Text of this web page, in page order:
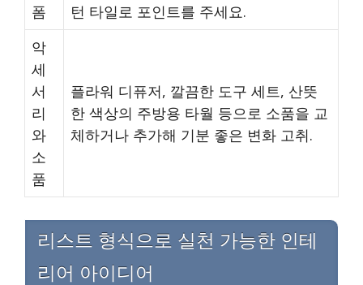
폼
턴 타일로 포인트를 주세요.
악
세
서
리
와
소
품
플라워 디퓨저, 깔끔한 도구 세트, 산뜻
한 색상의 주방용 타월 등으로 소품을 교
체하거나 추가해 기분 좋은 변화 고취.
리스트 형식으로 실천 가능한 인테
리어 아이디어